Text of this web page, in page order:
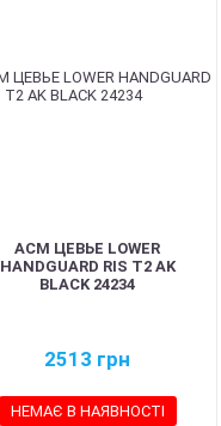
ACM ЦЕВЬЕ LOWER
HANDGUARD RIS T2 AK
BLACK 24234
2513 грн
НЕМАЄ В НАЯВНОСТІ